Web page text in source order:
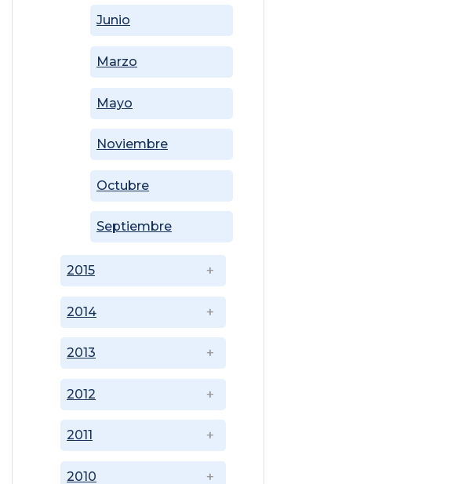
2010
2011
2012
2013
2014
2015
Junio
Marzo
Mayo
Noviembre
Octubre
Septiembre